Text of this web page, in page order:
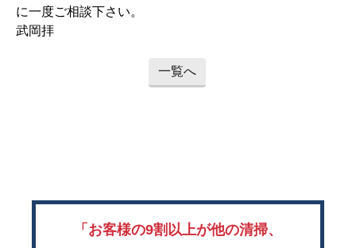
に一度ご相談下さい。
武岡拝
一覧へ
「お客様の9割以上が他の清掃、